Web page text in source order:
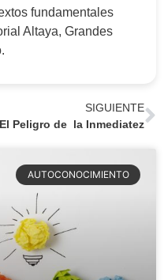
fundamentales
Altaya, Grandes
SIGUIENTE
El Peligro de la Inmediatez
AUTOCONOCIMIENTO